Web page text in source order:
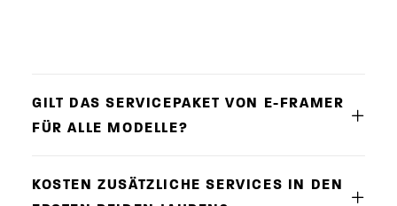
GILT DAS SERVICEPAKET VON E-FRAMER
FÜR ALLE MODELLE?
KOSTEN ZUSÄTZLICHE SERVICES IN DEN